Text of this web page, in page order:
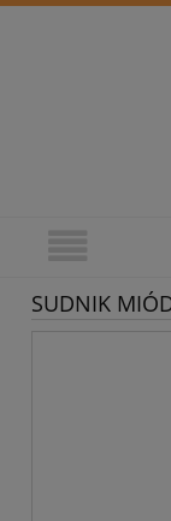
SUDNIK